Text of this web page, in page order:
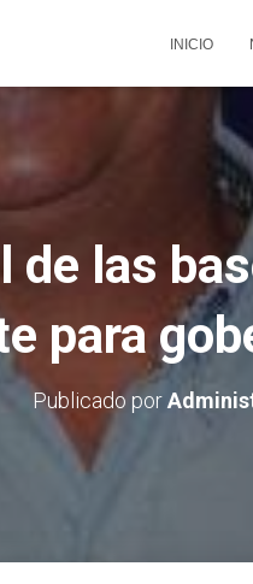
INICIO
las
para
Publicado por